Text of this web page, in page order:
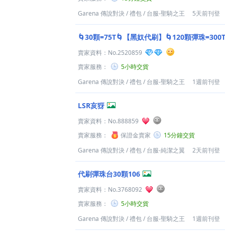
Garena 傳說對決/禮包/ 台服-聖騎之王 5天前刊登
🌀30顆=75T🌀【黑奴代刷】🌀120顆彈珠
賣家資料： No.2520859
賣家服務：
5小時交貨
Garena 傳說對決/禮包/ 台服-聖騎之王 1週前刊登
LSR亥犽
賣家資料： No.888859
賣家服務：
保證金賣家
15分鐘交貨
Garena 傳說對決/禮包/ 台服-純潔之翼 2天前刊登
代刷彈珠台30顆106
賣家資料： No.3768092
賣家服務：
5小時交貨
Garena 傳說對決/禮包/ 台服-聖騎之王 1週前刊登